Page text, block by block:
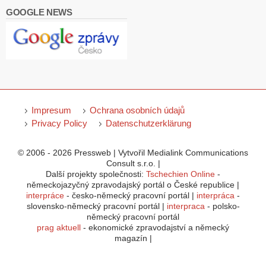
GOOGLE NEWS
Impresum
Ochrana osobních údajů
Privacy Policy
Datenschutzerklärung
© 2006 - 2026 Pressweb | Vytvořil Medialink Communications
Consult s.r.o. |
Další projekty společnosti: Tschechien Online -
německojazyčný zpravodajský portál o České republice |
interpráce - česko-německý pracovní portál | interpráca -
slovensko-německý pracovní portál | interpraca - polsko-
německý pracovní portál
prag aktuell - ekonomické zpravodajství a německý
magazín |